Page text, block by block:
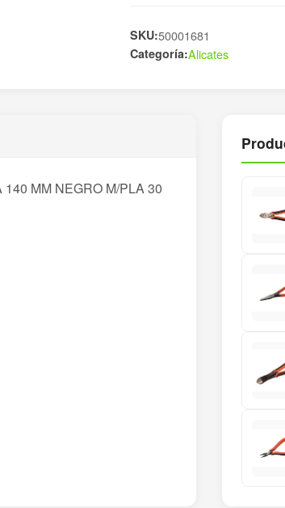
cantidad
SKU:50001681
Categoría:Alicates
MM NEGRO M/PLA 30